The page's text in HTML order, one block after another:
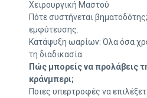
Χειρουργική Μαστού
Πότε συστήνεται
εμφύτευσης.
Κατάψυξη ωαρίων: Όλα όσα
τη διαδικασία
Πώς μπορείς να προλάβεις
κράνμπερι;
Ποιες υπερτροφές να